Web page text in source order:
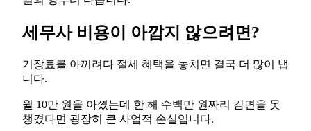
세무사 비용이 아깝지 않으려면?
기장료를 아끼려다 절세 혜택을 놓치면 결국 더 많이 냅
니다.
월 10만 원을 아꼈는데 한 해 수백만 원짜리 감면을 못
챙겼다면 굉장히 큰 사업적 손실입니다.